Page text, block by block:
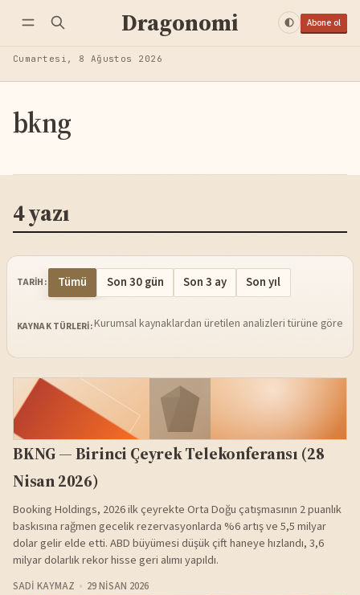
Dragonomi Abone ol
Cumartesi, 8 Ağustos 2026
bkng
4 yazı
TARIH: Tümü Son 30 gün Son 3 ay Son yıl
KAYNAK TÜRLERI:Kurumsal kaynaklardan üretilen analizleri türüne göre
BKNG — Birinci Çeyrek Telekonferansı (28
Nisan 2026)
Booking Holdings, 2026 ilk çeyrekte Orta Doğu çatışmasının 2 puanlık
baskısına rağmen gecelik rezervasyonlarda %6 artış ve 5,5 milyar
dolar gelir elde etti. ABD büyümesi düşük çift haneye hızlandı, 3,6
milyar dolarlık rekor hisse geri alımı yapıldı.
SADI KAYMAZ 29 NISAN 2026